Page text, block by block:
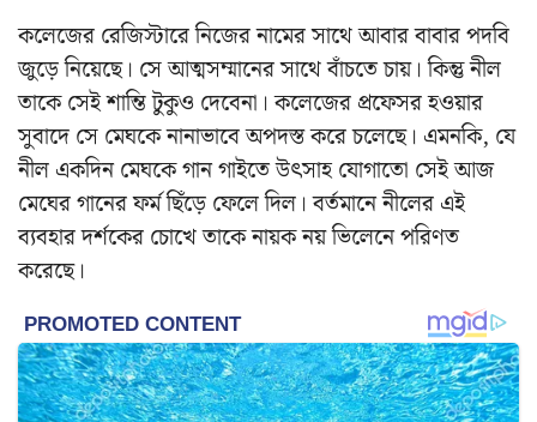
কলেজের রেজিস্টারে নিজের নামের সাথে আবার বাবার পদবি
জুড়ে নিয়েছে। সে আত্মসম্মানের সাথে বাঁচতে চায়। কিন্তু নীল
তাকে সেই শান্তি টুকুও দেবেনা। কলেজের প্রফেসর হওয়ার
সুবাদে সে মেঘকে নানাভাবে অপদস্ত করে চলেছে। এমনকি, যে
নীল একদিন মেঘকে গান গাইতে উৎসাহ যোগাতো সেই আজ
মেঘের গানের ফর্ম ছিঁড়ে ফেলে দিল। বর্তমানে নীলের এই
ব্যবহার দর্শকের চোখে তাকে নায়ক নয় ভিলেনে পরিণত
করেছে।